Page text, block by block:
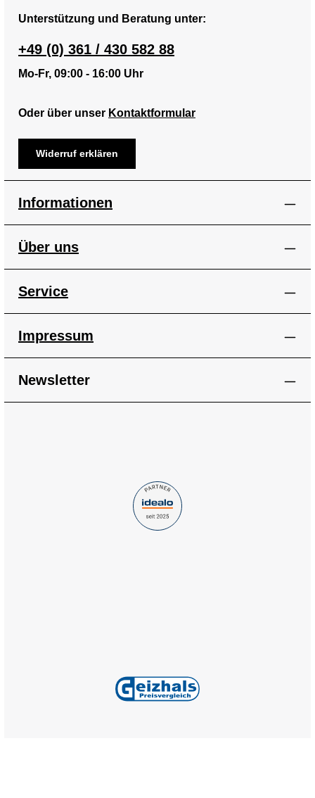
Unterstützung und Beratung unter:
+49 (0) 361 / 430 582 88
Mo-Fr, 09:00 - 16:00 Uhr
Oder über unser Kontaktformular
Widerruf erklären
Informationen
Über uns
Service
Impressum
Newsletter